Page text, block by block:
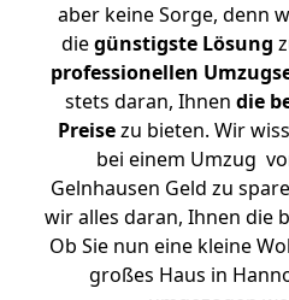
aber keine Sorge, denn
diegünstigste Lösung
professionellen
stets daran, Ihnen die
Preisezu bieten. Wir
bei einem Umzug
Gelnhausen Geld zu
wir alles daran, Ihnen die
Ob Sie nun eine kleine
großes Haus in